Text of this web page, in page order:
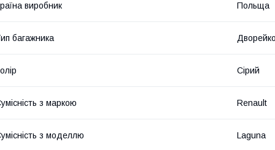
виробник Польща
багажника
Сірий
з маркою Renault
з моделлю Laguna